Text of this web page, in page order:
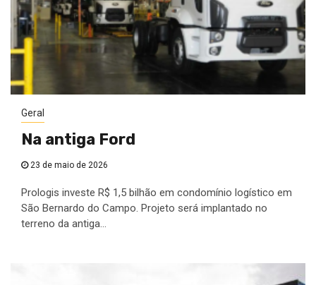
Geral
Na antiga Ford
23 de maio de 2026
Prologis investe R$ 1,5 bilhão em condomínio logístico em
São Bernardo do Campo. Projeto será implantado no
terreno da antiga...